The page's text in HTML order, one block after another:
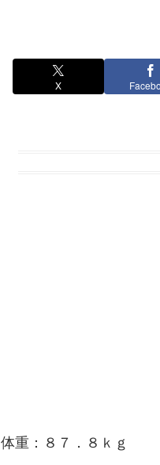
X
体重：８７．８ｋｇ